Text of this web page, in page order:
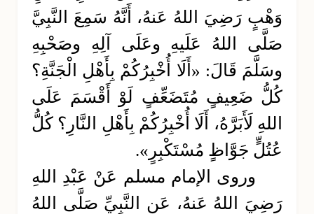
وَهْبٍ رَضِيَ اللهُ عَنهُ، أَنَّهُ سَمِعَ النَّبِيَّ
صَلَّى اللهُ عَلَيهِ وعَلَى آلِهِ وصَحْبِهِ
وسَلَّمَ قَالَ: «أَلَا أُخْبِرُكُمْ بِأَهْلِ الْجَنَّةِ؟
كُلُّ ضَعِيفٍ مُتَضَعِّفٍ لَوْ أَقْسَمَ عَلَى
اللهِ لَأَبَرَّهُ، أَلَا أُخْبِرُكُمْ بِأَهْلِ النَّارِ؟ كُلُّ
عُتُلٍّ جَوَّاظٍ مُسْتَكْبِرٍ».
وروى الإمام مسلم عَنْ عَبْدِ اللهِ
رَضِيَ اللهُ عَنهُ، عَن النَّبِيِّ صَلَّى اللهُ